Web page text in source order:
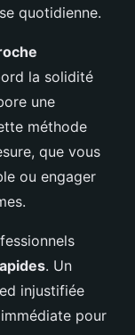
quotidienne.
la solidité
une
méthode
que vous
ou engager
. Un
injustifiée
pour